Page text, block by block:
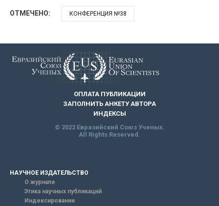
ОТМЕЧЕНО: КОНФЕРЕНЦИЯ №38
ОПЛАТА ПУБЛИКАЦИИ
ЗАПОЛНИТЬ АНКЕТУ АВТОРА
ИНДЕКСЫ
© 2022 Евразийский Союз Ученых.
All Rights Reserved.
НАУЧНОЕ ИЗДАТЕЛЬСТВО
О журнале
Этика научных публикаций
Индексирование